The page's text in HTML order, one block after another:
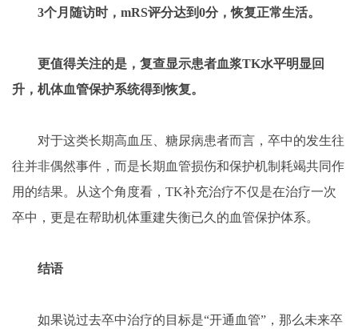
3个月随访时，mRS评分达到0分，恢复正常生活。
更值得关注的是，复查显示患者血浆TK水平明显回
升，机体血管保护系统得到恢复。
对于这类长期高血压、糖尿病患者而言，卒中的发生往
往并非偶然事件，而是长期血管损伤和保护机制耗竭共同作
用的结果。从这个角度看，TK补充治疗不仅是在治疗一次
卒中，更是在帮助机体重建失衡已久的血管保护体系。
结语
如果说过去卒中治疗的目标是“开通血管”，那么未来卒